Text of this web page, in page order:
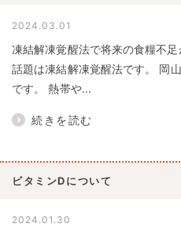
2024.03.01
凍結解凍覚醒法で将来の食糧不
話題は凍結解凍覚醒法です。 岡
です。 熱帯や...
続きを読む
ビタミンDについて
2024.01.30